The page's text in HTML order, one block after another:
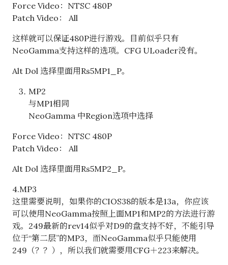
Force Video：NTSC 480P
Patch Video： All
这样就可以保证480P进行游戏。目前似乎只有
NeoGamma支持这样的选项。CFG ULoader没有。
Alt Dol 选择里面用Rs5MP1_P。
MP2
与MP1相同
NeoGamma 中Region选项中选择
Force Video：NTSC 480P
Patch Video： All
Alt Dol 选择里面用Rs5MP2_P。
4.MP3
这里需要说明，如果你的CIOS38的版本是13a，你应该
可以使用NeoGamma按照上面MP1和MP2的方法进行游
戏。249最新的rev14似乎对D9的盘支持不好，不能引导
位于“第二层”的MP3，而NeoGamma似乎只能使用
249（？？），所以我们就需要用CFG＋223来解决。